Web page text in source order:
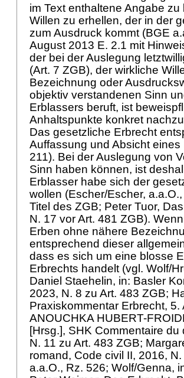
im Text enthaltene Angabe
Willen zu erhellen, der in der
zum Ausdruck kommt (BGE
August 2013 E. 2.1 mit
der bei der Auslegung
(Art. 7 ZGB), der wirkliche
Bezeichnung oder
objektiv verstandenen Sinn
Erblassers beruft, ist
Anhaltspunkte konkret
Das gesetzliche Erbrecht
Auffassung und Absicht
211). Bei der Auslegung von
Sinn haben können, ist
Erblasser habe sich der
wollen (Escher/Escher,
Titel des ZGB; Peter Tuor,
N. 17 vorArt. 481 ZGB).
Erben ohne nähere
entsprechend dieser
dass es sich um eine blosse
Erbrechts handelt (vgl. Wolf/
Daniel Staehelin, in: Basler
2023, N. 8 zu Art. 483 ZGB;
Praxiskommentar Erbrecht,
ANOUCHKA HUBERT-
[Hrsg.], SHK Commentaire
N. 11 zu Art. 483 ZGB;
romand, Code civil II, 2016,
a.a.O., Rz. 526; Wolf/Genna,